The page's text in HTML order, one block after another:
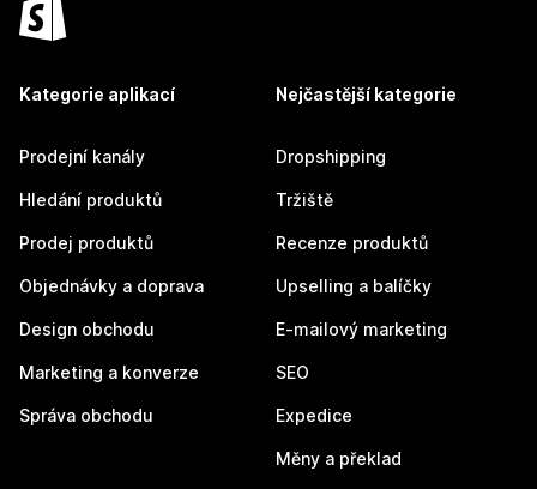
Kategorie aplikací
Prodejní kanály
Hledání produktů
Prodej produktů
Objednávky a doprava
Design obchodu
Marketing a konverze
Správa obchodu
Nejčastější kategorie
Dropshipping
Tržiště
Recenze produktů
Upselling a balíčky
E-mailový marketing
SEO
Expedice
Měny a překlad